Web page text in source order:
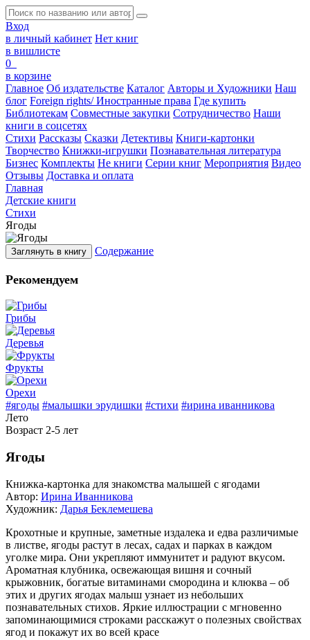
Вход
в личный кабинет Нет книг
в вишлисте
0
в корзине
Главное Об издательстве Каталог Авторы и Художники Наш
блог Foreign rights/ Иностранные права Где купить
Библиотекам Совместные закупки Сотрудничество Наши
книги в соцсетях
Стихи Рассказы Сказки Детективы Книги-картонки
Творчество Книжки-игрушки Познавательная литература
Бизнес Комплекты Не книги Серии книг Мероприятия Видео
Отзывы Доставка и оплата
Главная
Детские книги
Стихи
Ягоды
Заглянуть в книгу Содержание
Рекомендуем
Грибы
Деревья
Фрукты
Орехи
#ягоды #малышки эрудишки #стихи #ирина иванникова
Лето
Возраст 2-5 лет
Ягоды
Книжка-картонка для знакомства малышей с ягодами
Автор: Ирина Иванникова
Художник: Дарья Беклемешева
Крохотные и крупные, заметные издалека и едва различимые
в листве, ягоды растут в лесах, садах и парках в каждом
уголке мира. Они укрепляют иммунитет и радуют вкусом.
Ароматная клубника, освежающая вишня и сочный
крыжовник, богатые витаминами смородина и клюква – об
этих и других ягодах малыш узнает из небольших
познавательных стихов. Яркие иллюстрации с мгновенно
запоминающимися строками расскажут о полезных свойствах
ягод и покажут их во всей красе